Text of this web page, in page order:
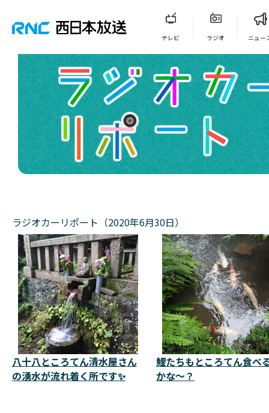
テレビ ラジオ ニュー
ラジオカーリポート（2020年6月30日）
八十八ところてん清水屋さん
の湧水が流れ着く所です✨
鯉たちもところてん食べ
かな～？